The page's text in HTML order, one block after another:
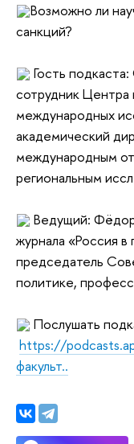
Возможно ли
санкций?
Гость
сотрудник Центра
международных
академический
международным
региональным
Ведущий:
журнала «Россия в
председатель
политике,
Послушать
https://
факульт..